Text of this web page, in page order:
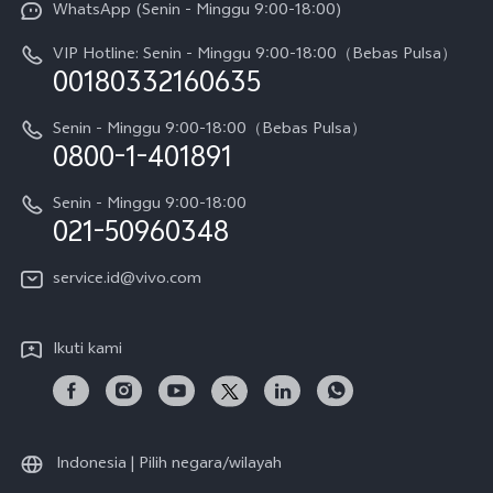
V70
V70 FE
Y05
X300 Pro
Gerai Terdekat
Pembaruan Sistem
Harga Spare Part
Otentikasi IMEI
Kebijakan Garansi vivo
Layanan Perbaikan Antar Jemput
Unduh LUT untuk Memulihkan Log
Sejarah
Berita
Pemberitahuan Hukum
Tentang Kami
Pusat Privasi vivo
WhatsApp (Senin - Minggu 9:00-18:00)
VIP Hotline: Senin - Minggu 9:00-18:00（Bebas Pulsa）
00180332160635
Senin - Minggu 9:00-18:00（Bebas Pulsa）
0800-1-401891
Senin - Minggu 9:00-18:00
021-50960348
service.id@vivo.com
Ikuti kami
Indonesia | Pilih negara/wilayah